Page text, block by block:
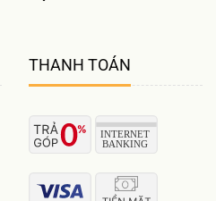
THANH TOÁN